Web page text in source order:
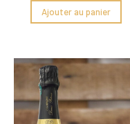
Ajouter au panier